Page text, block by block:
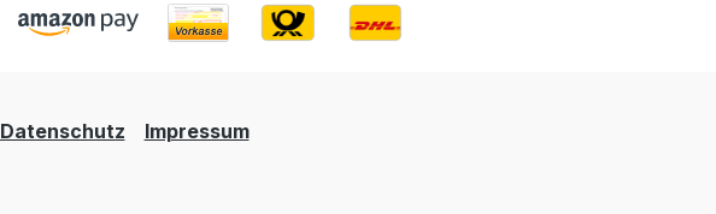
Datenschutz Impressum